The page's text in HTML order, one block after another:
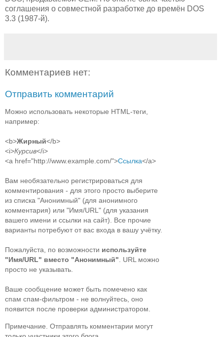
соглашения о совместной разработке до времён DOS
3.3 (1987-й).
Комментариев нет:
Отправить комментарий
Можно использовать некоторые HTML-теги,
например:
<b>Жирный</b>
<i>Курсив</i>
<a href="http://www.example.com/">Ссылка</a>
Вам необязательно регистрироваться для
комментирования - для этого просто выберите
из списка "Анонимный" (для анонимного
комментария) или "Имя/URL" (для указания
вашего имени и ссылки на сайт). Все прочие
варианты потребуют от вас входа в вашу учётку.
Пожалуйста, по возможности используйте
"Имя/URL" вместо "Анонимный". URL можно
просто не указывать.
Ваше сообщение может быть помечено как
спам спам-фильтром - не волнуйтесь, оно
появится после проверки администратором.
Примечание. Отправлять комментарии могут